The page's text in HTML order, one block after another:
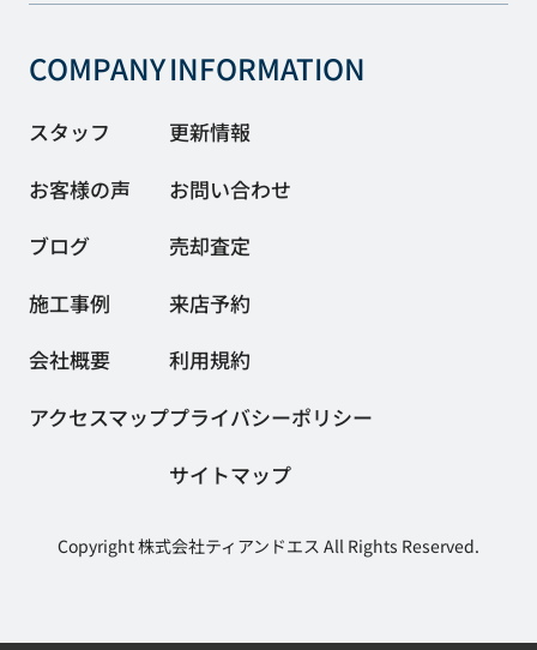
COMPANY
スタッフ
お客様の声
ブログ
施工事例
会社概要
アクセスマップ
INFORMATION
更新情報
お問い合わせ
売却査定
来店予約
利用規約
プライバシーポリシー
サイトマップ
Copyright 株式会社ティアンドエス All Rights Reserved.